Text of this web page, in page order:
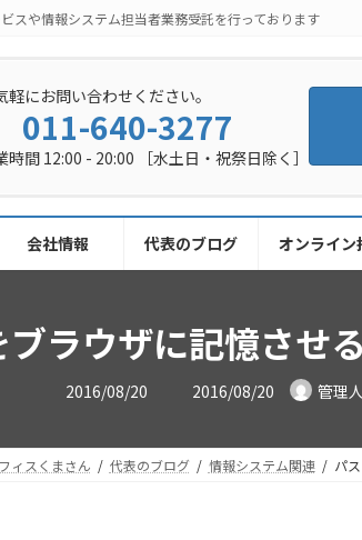
スや情報システム担当者業務受託を行っております
軽にお問い合わせください。
011-640-3277
時間 12:00 - 20:00 ［水土日・祝祭日除く］
会社情報 代表のブログ オンライン
ラウザに記憶させ
2016/08/20 最
終
日
時
2016/08/20 管理人
ィスくまさん 代表のブログ 情報システム関連 パ